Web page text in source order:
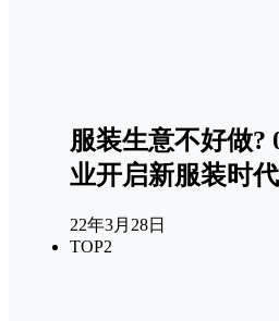
服装生意不好做?
业开启新服装时
22年3月28日
TOP2